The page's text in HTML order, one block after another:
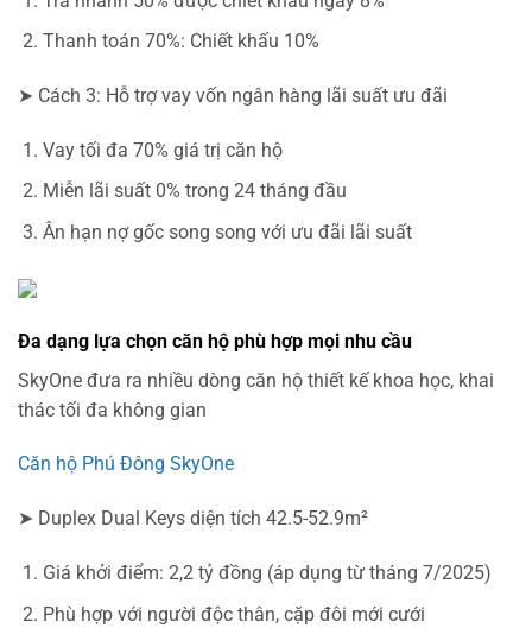
Thanh toán 70%: Chiết khấu 10%
➤ Cách 3: Hỗ trợ vay vốn ngân hàng lãi suất ưu đãi
Vay tối đa 70% giá trị căn hộ
Miễn lãi suất 0% trong 24 tháng đầu
Ân hạn nợ gốc song song với ưu đãi lãi suất
Đa dạng lựa chọn căn hộ phù hợp mọi nhu cầu
SkyOne đưa ra nhiều dòng căn hộ thiết kế khoa học, khai
thác tối đa không gian
Căn hộ Phú Đông SkyOne
➤ Duplex Dual Keys diện tích 42.5-52.9m²
Giá khởi điểm: 2,2 tỷ đồng (áp dụng từ tháng 7/2025)
Phù hợp với người độc thân, cặp đôi mới cưới